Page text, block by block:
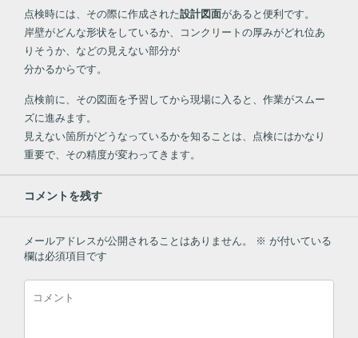
点検時には、その際に作成された設計図面があると便利です。
岸壁がどんな形状をしているか、コンクリートの厚みがどれ位あ
りそうか、などの見えない部分が
分かるからです。
点検前に、その図面を予習してから現場に入ると、作業がスムー
ズに進みます。
見えない箇所がどうなっているかを知ることは、点検にはかなり
重要で、その精度が変わってきます。
コメントを残す
メールアドレスが公開されることはありません。 ※ が付いている
欄は必須項目です